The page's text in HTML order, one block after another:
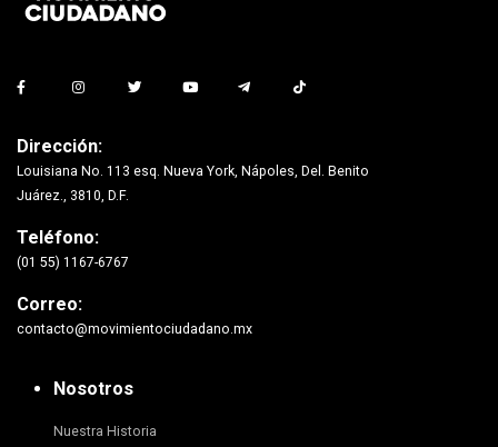
Dirección:
Louisiana No. 113 esq. Nueva York, Nápoles, Del. Benito
Juárez., 3810, D.F.
Teléfono:
(01 55) 1167-6767
Correo:
contacto@movimientociudadano.mx
Nosotros
Nuestra Historia